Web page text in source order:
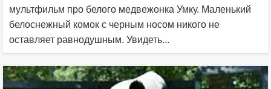
мультфильм про белого медвежонка Умку. Маленький
белоснежный комок с черным носом никого не
оставляет равнодушным. Увидеть...